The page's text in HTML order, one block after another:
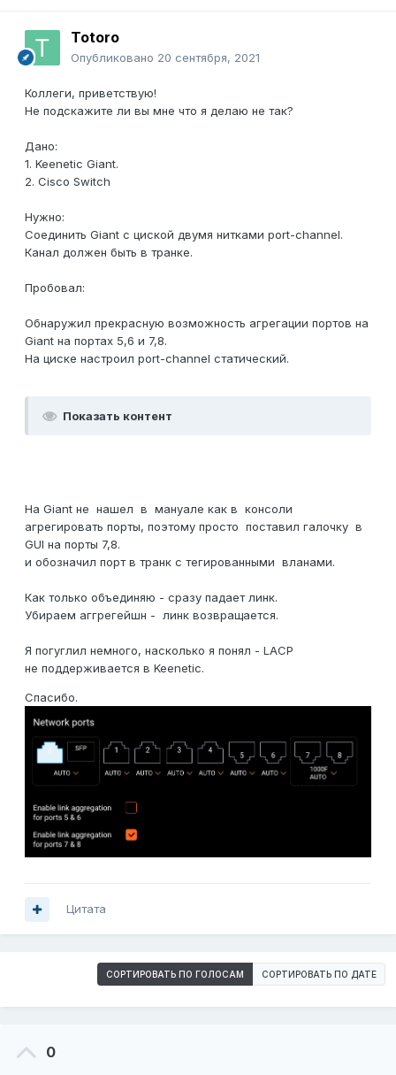
Totoro
Опубликовано 20 сентября, 2021
Коллеги, приветствую!
Не подскажите ли вы мне что я делаю не так?
Дано:
1. Keenetic Giant.
2. Cisco Switch
Нужно:
Соединить Giant с циской двумя нитками port-channel.
Канал должен быть в транке.
Пробовал:
Обнаружил прекрасную возможность агрегации портов на
Giant на портах 5,6 и 7,8.
На циске настроил port-channel статический.
Показать контент
На Giant не нашел в мануале как в консоли
агрегировать порты, поэтому просто поставил галочку в
GUI на порты 7,8.
и обозначил порт в транк с тегированными вланами.
Как только объединяю - сразу падает линк.
Убираем аггрегейшн - линк возвращается.
Я погуглил немного, насколько я понял - LACP
не поддерживается в Keenetic.
Спасибо.
Цитата
СОРТИРОВАТЬ ПО ГОЛОСАМ СОРТИРОВАТЬ ПО ДАТЕ
0